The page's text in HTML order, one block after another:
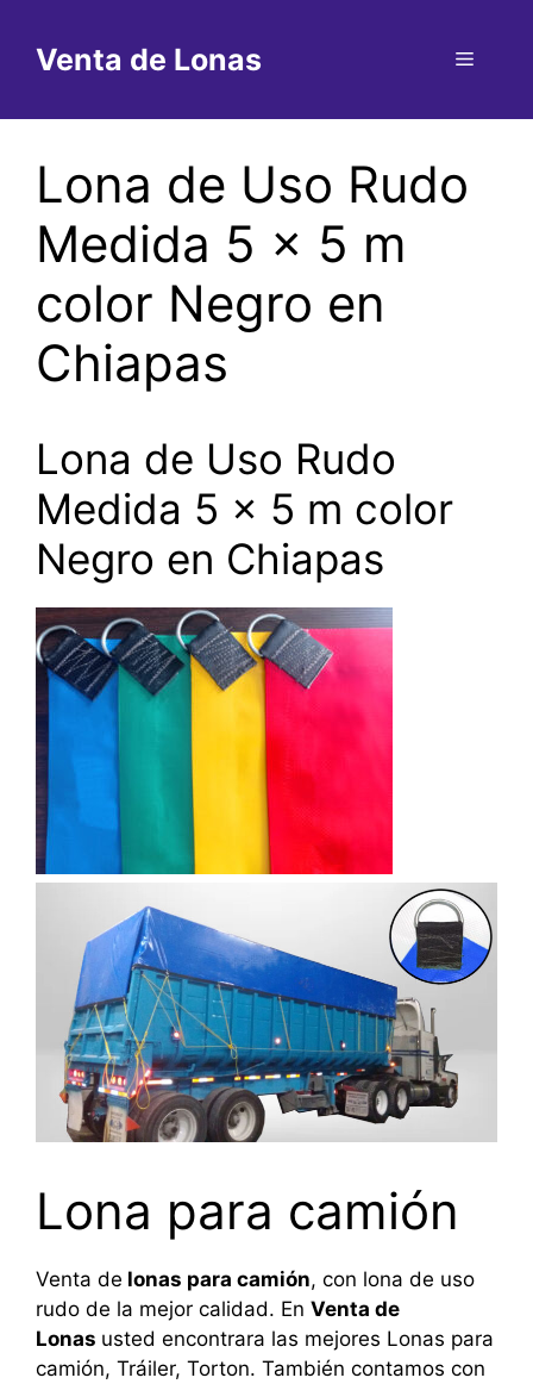
contenido
Venta de Lonas Menú
Lona de Uso Rudo
Medida 5 x 5 m
color Negro en
Chiapas
Lona de Uso Rudo
Medida 5 x 5 m color
Negro en Chiapas
Lona para camión
Venta de lonas para camión, con lona de uso
rudo de la mejor calidad. En Venta de
Lonas usted encontrara las mejores Lonas para
camión, Tráiler, Torton. También contamos con